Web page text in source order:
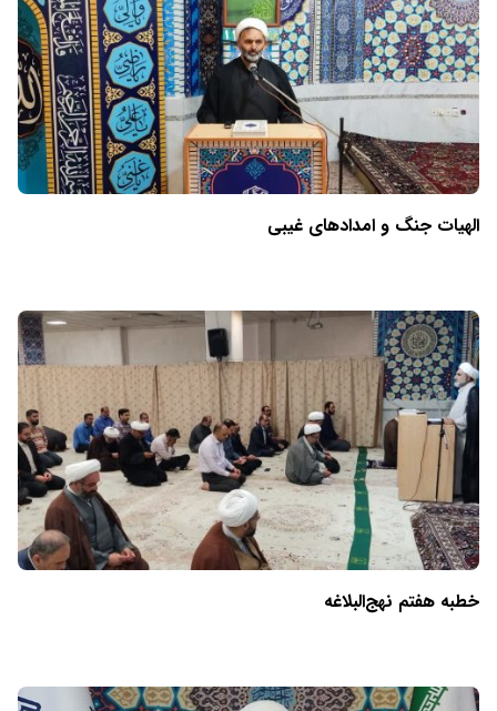
الهیات جنگ و امدادهای غیبی
خطبه هفتم نهج‌البلاغه